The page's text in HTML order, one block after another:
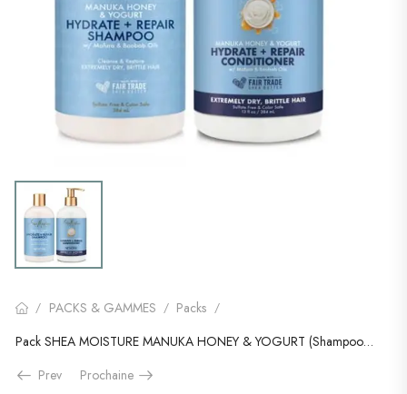
/ PACKS & GAMMES / Packs /
Pack SHEA MOISTURE MANUKA HONEY & YOGURT (Shampooing & Conditioner)
Prev
Prochaine